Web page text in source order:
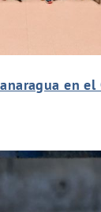
en el